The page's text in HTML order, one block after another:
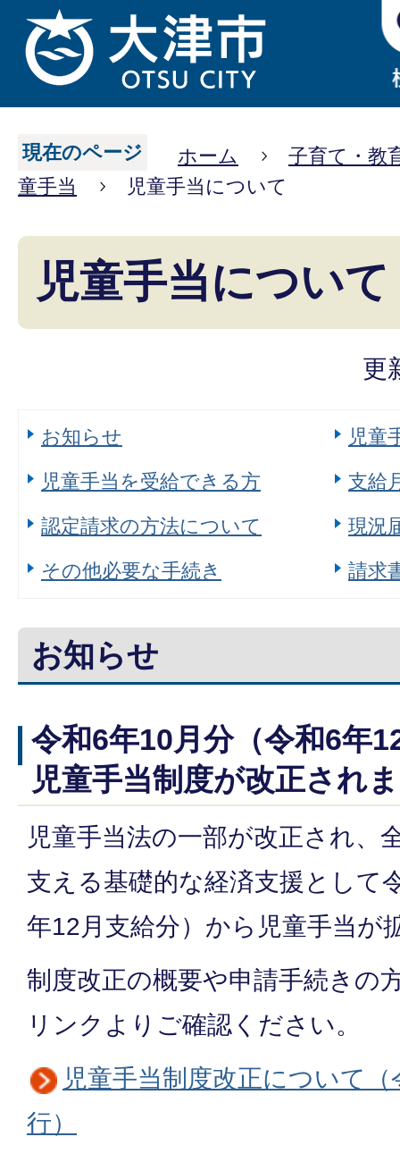
現在のページ ホーム
子育て・教
童手当
児童手当について
児童手当について
更
お知らせ
児童
児童手当を受給できる方
支給
認定請求の方法について
現況
その他必要な手続き
請求
お知らせ
令和6年10月分（令和6年
児童手当制度が改正され
児童手当法の一部が改正され、
支える基礎的な経済支援として
年12月支給分）から児童手当が
制度改正の概要や申請手続きの
リンクよりご確認ください。
児童手当制度改正について
行）